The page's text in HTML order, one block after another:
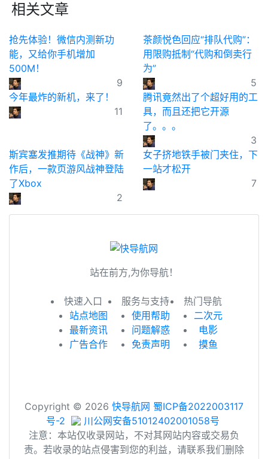
相关文章
抢先体验！微信内测新功
能，又给你手机增加
500M！
9
茶颜悦色回应“排队代购”：
用限购抵制“代购和倒卖行
为”
5
今年最炸的新机，来了！
11
腾讯竟然出了个超好用的工
具，而且还把它开源
了。。。
3
斯宾塞发推期待《战神》新
作后，一款页游风战神登陆
了Xbox
2
女子挤地铁手被门夹住，下
一站才松开
7
站在前方,为你导航！
快速入口
站点地图
最新资讯
广告合作
服务与支持
使用帮助
问题解惑
免责声明
热门导航
二次元
电影
摸鱼
Copyright © 2026 快导航网 蜀ICP备2022003117
号-2
川公网安备51012402001058号
注意：本站仅收录网站，不对其网站内容或交易负
责。若收录的站点侵害到您的利益，请联系我们删除